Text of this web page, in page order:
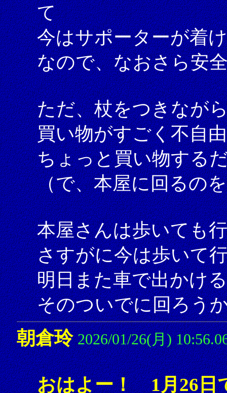
て
今はサポーターが着
なので、なおさら安
ただ、杖をつきなが
買い物がすごく不自
ちょっと買い物する
（で、本屋に回るの
本屋さんは歩いても
さすがに今は歩いて
明日また車で出かけ
そのついでに回ろう
朝倉玲 2026/01/26(月)
おはよー！ 1月26日